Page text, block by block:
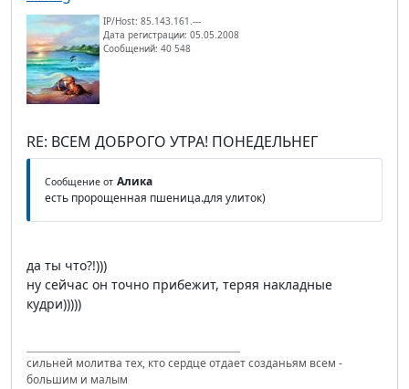
IP/Host: 85.143.161.---
Дата регистрации: 05.05.2008
Сообщений: 40 548
RE: ВСЕМ ДОБРОГО УТРА! ПОНЕДЕЛЬНЕГ
Сообщение от Алика
есть пророщенная пшеница.для улиток)
да ты что?!)))
ну сейчас он точно прибежит, теряя накладные
кудри)))))
сильней молитва тех, кто сердце отдает созданьям всем -
большим и малым